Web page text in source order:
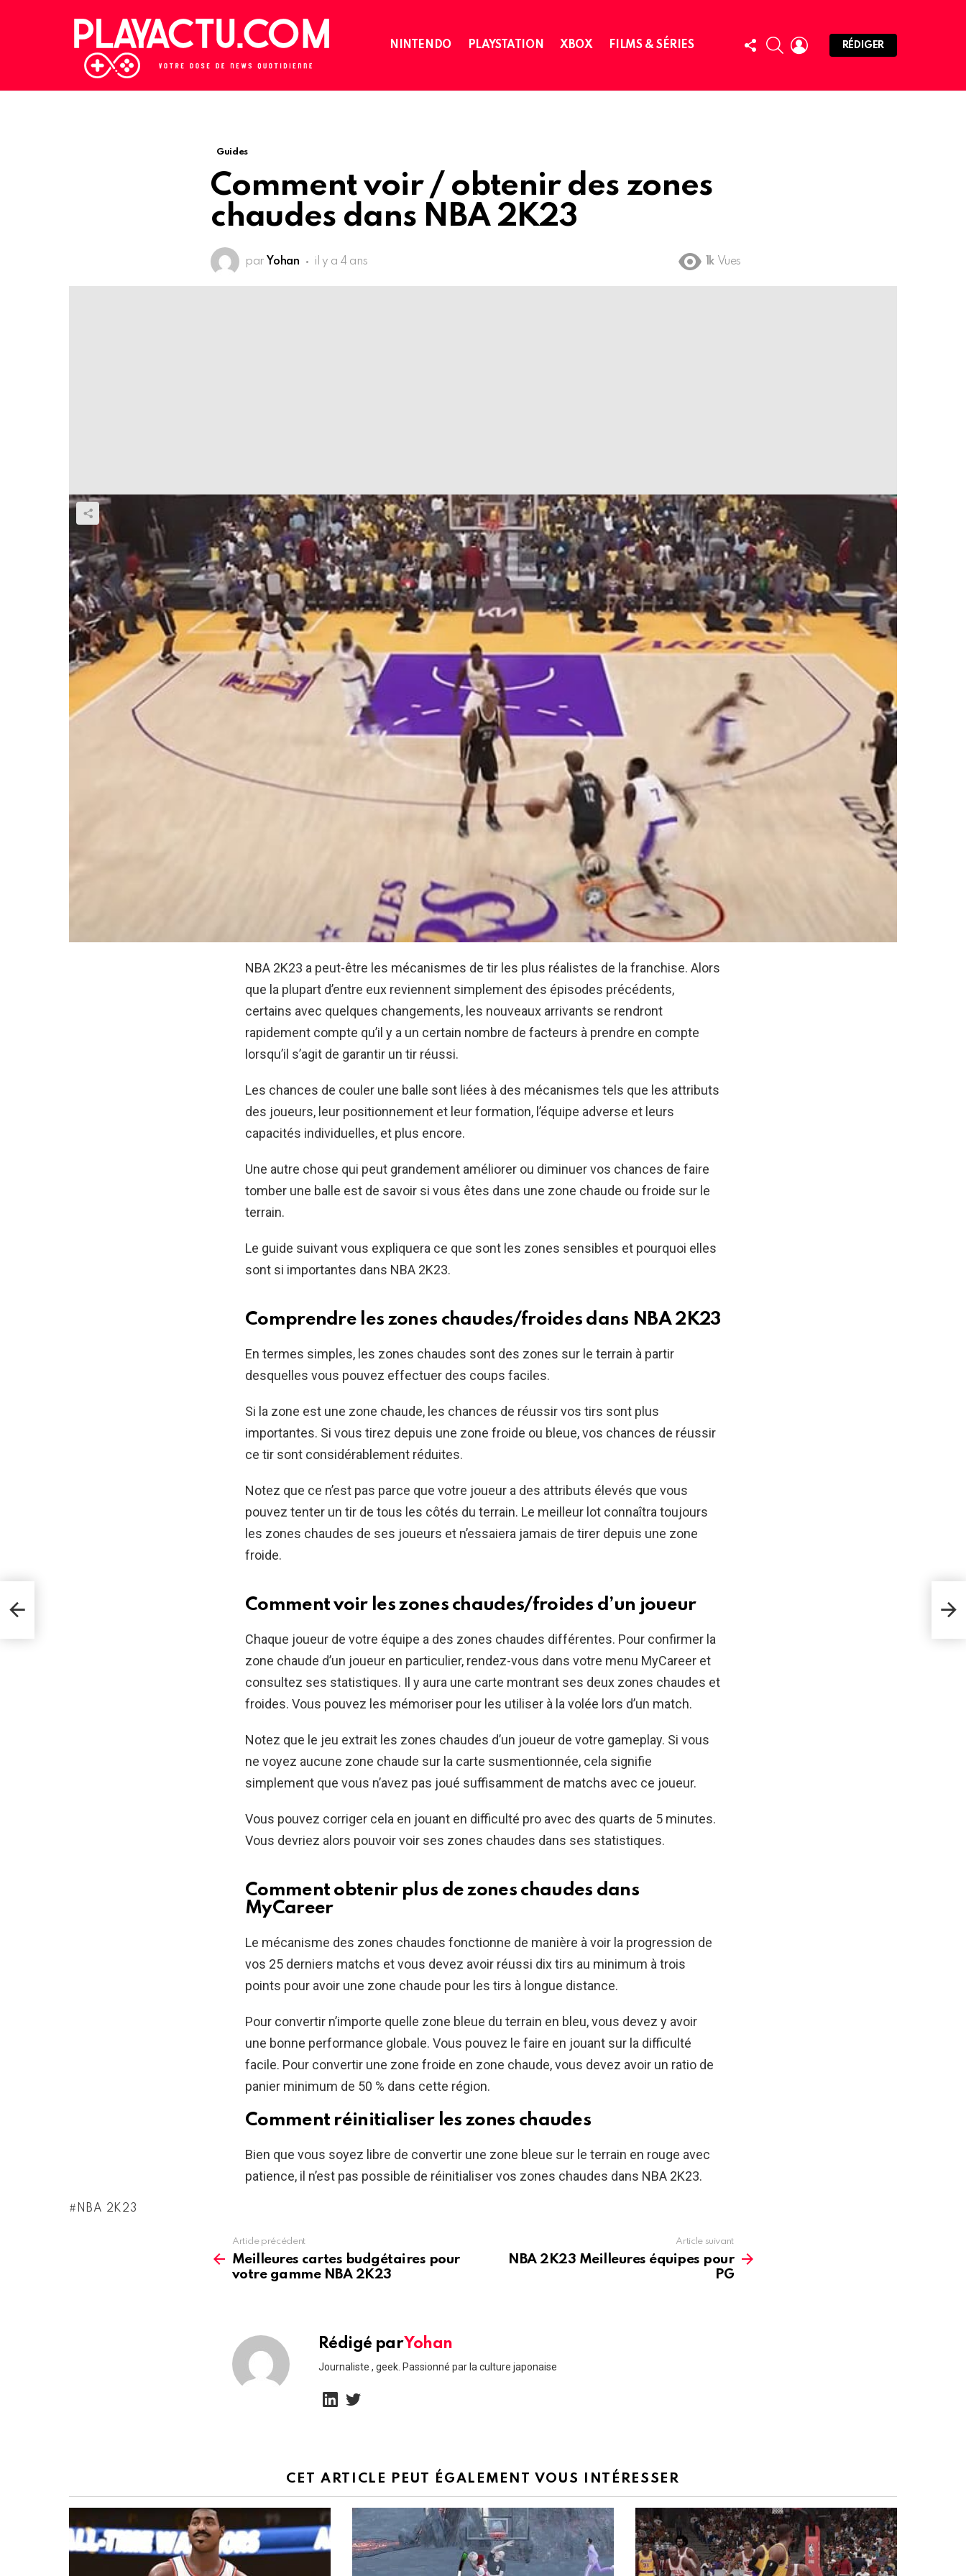
NINTENDO PLAYSTATION XBOX FILMS & SÉRIES
FOLLOW
US
SEARCHLOGIN
RÉDIGER
Guides
Comment voir / obtenir des zones
chaudes dans NBA 2K23
par Yohan il y a 4 ans 1k Vues
NBA 2K23 a peut-être les mécanismes de tir les plus réalistes de la franchise. Alors
que la plupart d’entre eux reviennent simplement des épisodes précédents,
certains avec quelques changements, les nouveaux arrivants se rendront
rapidement compte qu’il y a un certain nombre de facteurs à prendre en compte
lorsqu’il s’agit de garantir un tir réussi.
Les chances de couler une balle sont liées à des mécanismes tels que les attributs
des joueurs, leur positionnement et leur formation, l’équipe adverse et leurs
capacités individuelles, et plus encore.
Une autre chose qui peut grandement améliorer ou diminuer vos chances de faire
tomber une balle est de savoir si vous êtes dans une zone chaude ou froide sur le
terrain.
Le guide suivant vous expliquera ce que sont les zones sensibles et pourquoi elles
sont si importantes dans NBA 2K23.
Comprendre les zones chaudes/froides dans NBA 2K23
En termes simples, les zones chaudes sont des zones sur le terrain à partir
desquelles vous pouvez effectuer des coups faciles.
Si la zone est une zone chaude, les chances de réussir vos tirs sont plus
importantes. Si vous tirez depuis une zone froide ou bleue, vos chances de réussir
ce tir sont considérablement réduites.
Notez que ce n’est pas parce que votre joueur a des attributs élevés que vous
pouvez tenter un tir de tous les côtés du terrain. Le meilleur lot connaîtra toujours
les zones chaudes de ses joueurs et n’essaiera jamais de tirer depuis une zone
froide.
Comment voir les zones chaudes/froides d’un joueur
Chaque joueur de votre équipe a des zones chaudes différentes. Pour confirmer la
zone chaude d’un joueur en particulier, rendez-vous dans votre menu MyCareer et
consultez ses statistiques. Il y aura une carte montrant ses deux zones chaudes et
froides. Vous pouvez les mémoriser pour les utiliser à la volée lors d’un match.
Notez que le jeu extrait les zones chaudes d’un joueur de votre gameplay. Si vous
ne voyez aucune zone chaude sur la carte susmentionnée, cela signifie
simplement que vous n’avez pas joué suffisamment de matchs avec ce joueur.
Vous pouvez corriger cela en jouant en difficulté pro avec des quarts de 5 minutes.
Vous devriez alors pouvoir voir ses zones chaudes dans ses statistiques.
Comment obtenir plus de zones chaudes dans
MyCareer
Le mécanisme des zones chaudes fonctionne de manière à voir la progression de
vos 25 derniers matchs et vous devez avoir réussi dix tirs au minimum à trois
points pour avoir une zone chaude pour les tirs à longue distance.
Pour convertir n’importe quelle zone bleue du terrain en bleu, vous devez y avoir
une bonne performance globale. Vous pouvez le faire en jouant sur la difficulté
facile. Pour convertir une zone froide en zone chaude, vous devez avoir un ratio de
panier minimum de 50 % dans cette région.
Comment réinitialiser les zones chaudes
Bien que vous soyez libre de convertir une zone bleue sur le terrain en rouge avec
patience, il n’est pas possible de réinitialiser vos zones chaudes dans NBA 2K23.
NBA 2K23
more
Article précédent
Meilleures cartes budgétaires pour
votre gamme NBA 2K23
Article suivant
NBA 2K23 Meilleures équipes pour
PG
Rédigé parYohan
Journaliste , geek. Passionné par la culture japonaise
linkedin
CET ARTICLE PEUT ÉGALEMENT VOUS INTÉRESSER
PG